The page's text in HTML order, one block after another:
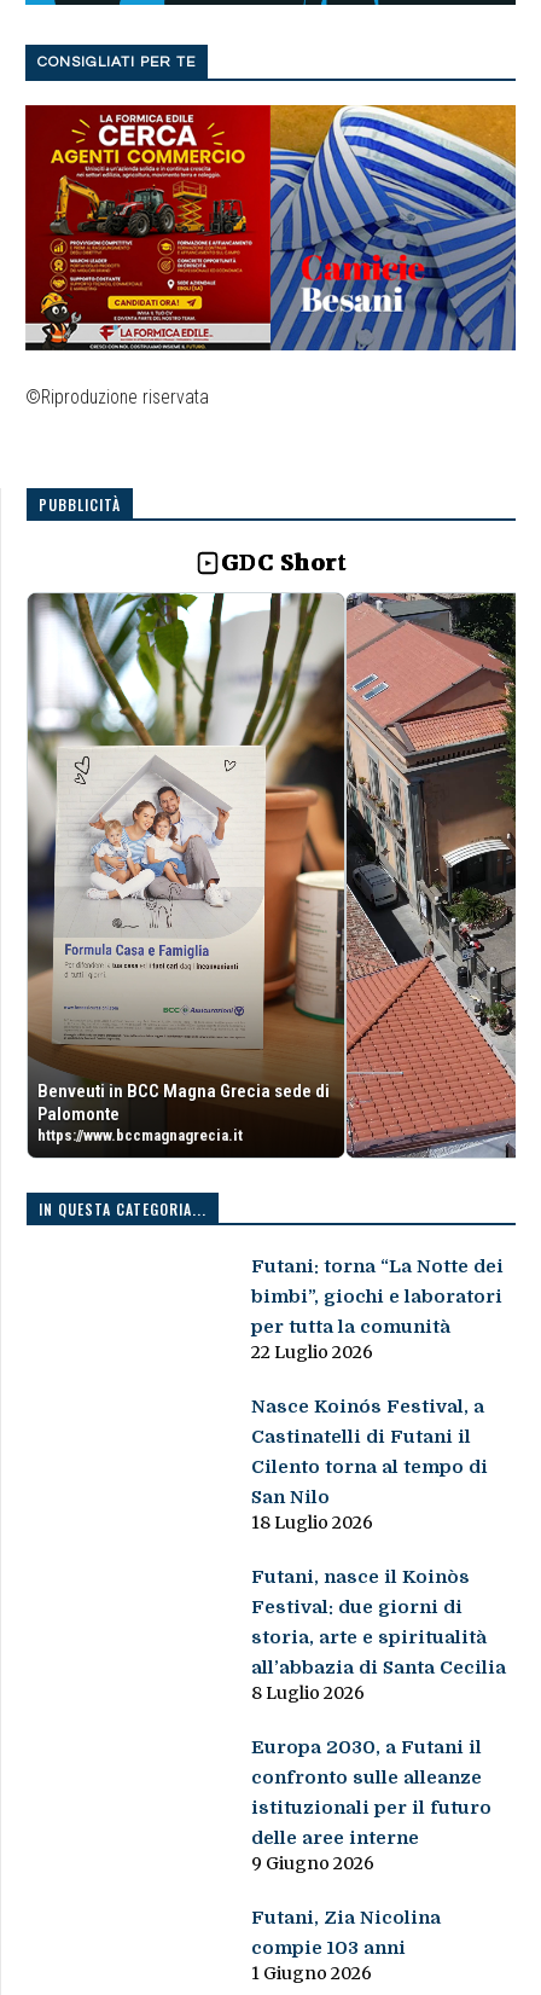
CONSIGLIATI PER TE
©Riproduzione riservata
PUBBLICITÀ
GDC Short
Benveuti in BCC Magna Grecia sede di
Palomonte
https://www.bccmagnagrecia.it
IN QUESTA CATEGORIA...
Futani: torna “La Notte dei
bimbi”, giochi e laboratori
per tutta la comunità
22 Luglio 2026
Nasce Koinós Festival, a
Castinatelli di Futani il
Cilento torna al tempo di
San Nilo
18 Luglio 2026
Futani, nasce il Koinòs
Festival: due giorni di
storia, arte e spiritualità
all’abbazia di Santa Cecilia
8 Luglio 2026
Europa 2030, a Futani il
confronto sulle alleanze
istituzionali per il futuro
delle aree interne
9 Giugno 2026
Futani, Zia Nicolina
compie 103 anni
1 Giugno 2026